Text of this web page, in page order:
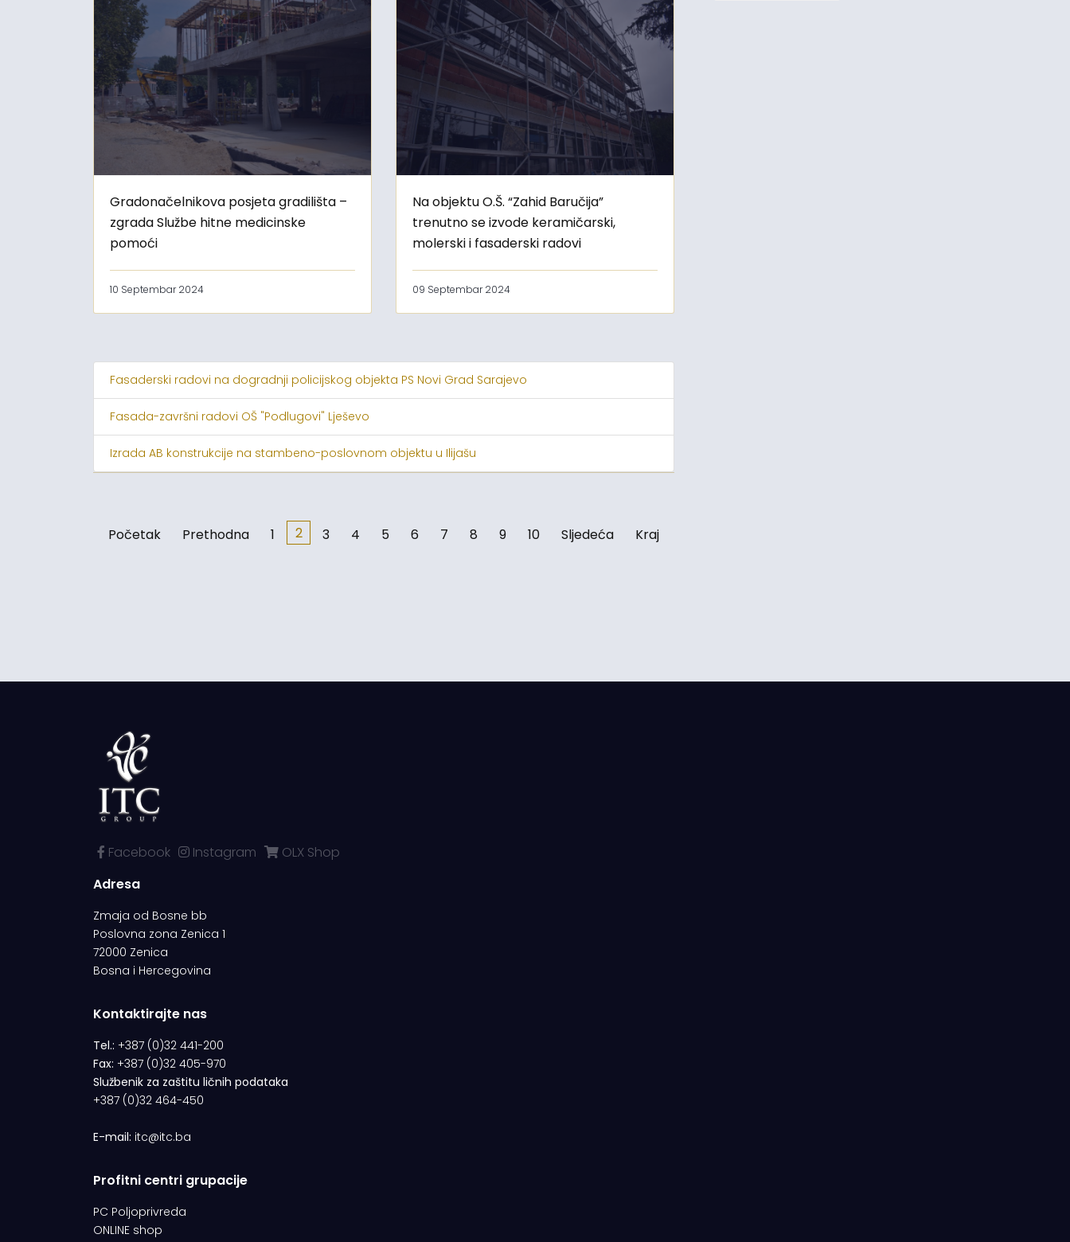
Gradonačelnikova posjeta gradilišta –
zgrada Službe hitne medicinske
pomoći
10 Septembar 2024
Na objektu O.Š. “Zahid Baručija”
trenutno se izvode keramičarski,
molerski i fasaderski radovi
09 Septembar 2024
Fasaderski radovi na dogradnji policijskog objekta PS Novi Grad Sarajevo
Fasada-završni radovi OŠ "Podlugovi" Lješevo
Izrada AB konstrukcije na stambeno-poslovnom objektu u Ilijašu
Početak Prethodna 1 2 3 4 5 6 7 8 9 10 Sljedeća Kraj
Facebook Instagram
OLX Shop
Adresa
Zmaja od Bosne bb
Poslovna zona Zenica 1
72000 Zenica
Bosna i Hercegovina
Kontaktirajte nas
Tel.: +387 (0)32 441-200
Fax: +387 (0)32 405-970
Službenik za zaštitu ličnih podataka
+387 (0)32 464-450
E-mail: itc@itc.ba
Profitni centri grupacije
PC Poljoprivreda
ONLINE shop